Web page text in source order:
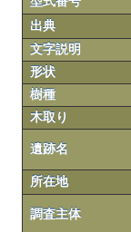
出典
文字説明
形状
樹種
木取り
遺跡名
所在地
調査主体